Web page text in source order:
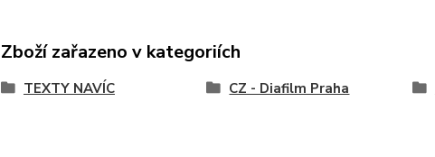
Zboží zařazeno v kategoriích
TEXTY NAVÍC CZ - Diafilm Praha